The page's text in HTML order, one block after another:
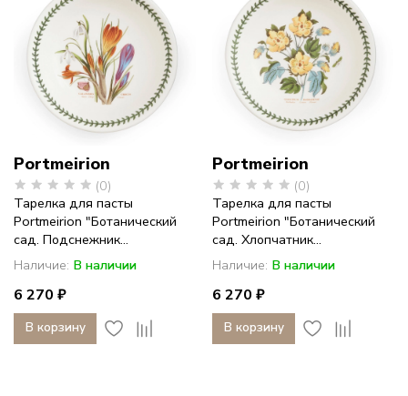
Portmeirion
(0)
Тарелка для пасты
Portmeirion "Ботанический
сад. Подснежник...
Наличие: В наличии
6 270 ₽
В корзину
Portmeirion
(0)
Тарелка для пасты
Portmeirion "Ботанический
сад. Хлопчатник...
Наличие: В наличии
6 270 ₽
В корзину